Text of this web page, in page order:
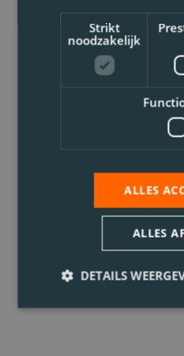
Strikt
noodzakelijk
ALLES
ALLES
DETAILS